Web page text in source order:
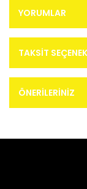
YORUMLAR
TAKSIT
ÖNERILERINIZ